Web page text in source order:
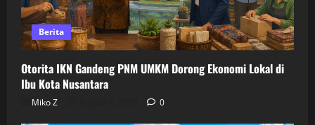
Berita
Otorita IKN Gandeng PNM UMKM Dorong Ekonomi Lokal di
Ibu Kota Nusantara
Miko Z 0